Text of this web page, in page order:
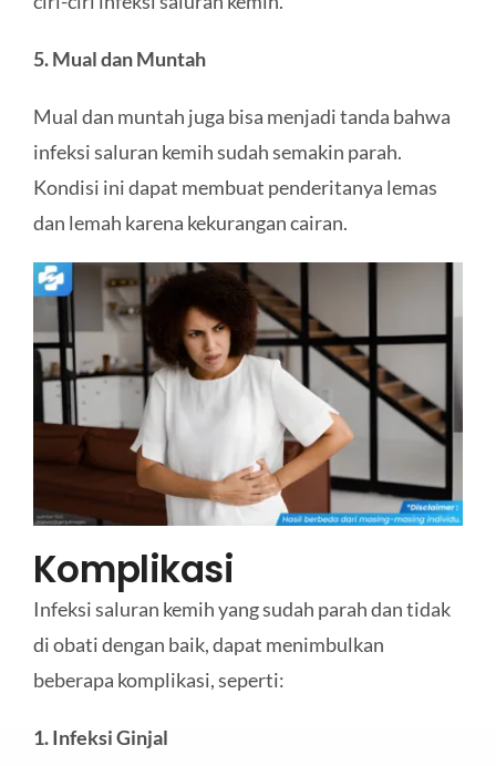
5. Mual dan Muntah
Mual dan muntah juga bisa menjadi tanda bahwa
infeksi saluran kemih sudah semakin parah.
Kondisi ini dapat membuat penderitanya lemas
dan lemah karena kekurangan cairan.
Komplikasi
Infeksi saluran kemih yang sudah parah dan tidak
di obati dengan baik, dapat menimbulkan
beberapa komplikasi, seperti:
1. Infeksi Ginjal